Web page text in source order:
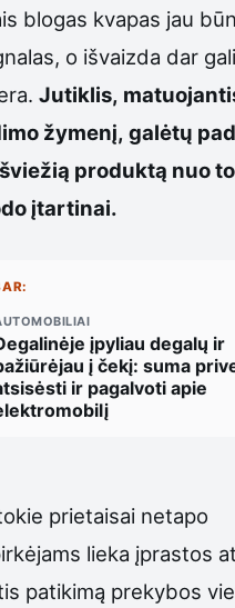
blogas kvapas jau
o išvaizda dar
Jutiklis,
žymenį, galėtų
produktą nuo
įtartinai.
įpyliau degalų ir
į čekį: suma
ir pagalvoti apie
prietaisai netapo
lieka įprastos
patikimą prekybos